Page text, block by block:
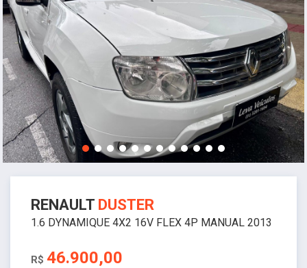
RENAULT DUSTER
1.6 DYNAMIQUE 4X2 16V FLEX 4P MANUAL 2013
R$ 46.900,00